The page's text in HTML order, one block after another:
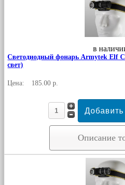
в
Светодиодный фонарь Armytek Elf
свет)
Цена: 185.00 р.
Описание